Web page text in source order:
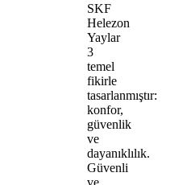
SKF
Helezon
Yaylar
3
temel
fikirle
tasarlanmıştır:
konfor,
güvenlik
ve
dayanıklılık.
Güvenli
ve